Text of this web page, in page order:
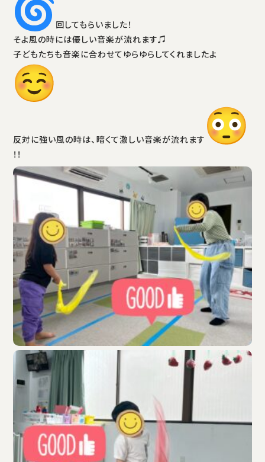
回してもらいました！
そよ風の時には優しい音楽が流れます♫
子どもたちも音楽に合わせてゆらゆらしてくれましたよ
反対に強い風の時は、暗くて激しい音楽が流れます
！！